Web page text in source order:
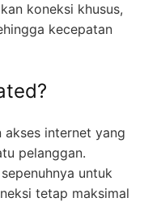
koneksi khusus,
kecepatan
internet yang
pelanggan.
untuk
tetap maksimal